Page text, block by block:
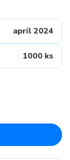
apríl 2024
1000 ks